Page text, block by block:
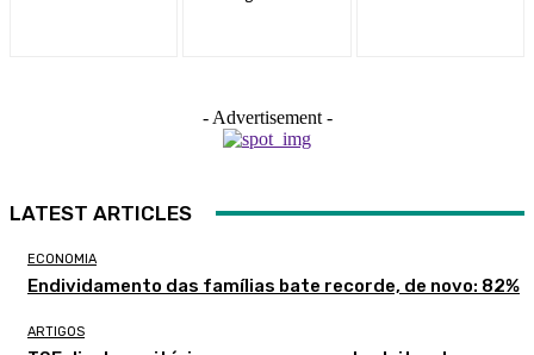
- Advertisement -
LATEST ARTICLES
ECONOMIA
Endividamento das famílias bate recorde, de novo: 82%
ARTIGOS